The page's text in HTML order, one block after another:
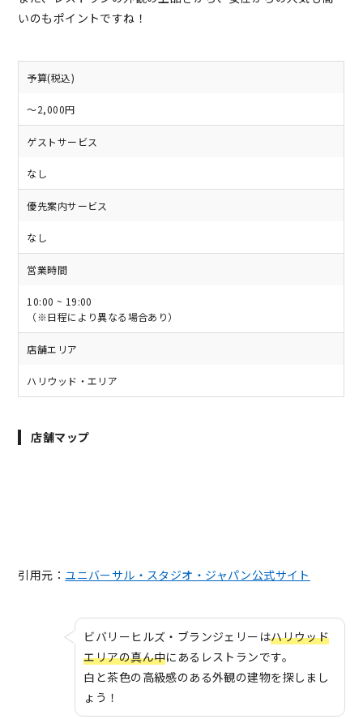
いのもポイントですね！
予算(税込)
～2,000円
ゲストサービス
なし
優先案内サービス
なし
営業時間
10:00 ~ 19:00
（※日程により異なる場合あり）
店舗エリア
ハリウッド・エリア
店舗マップ
引用元： ユニバーサル・スタジオ・ジャパン公式サイト
ビバリーヒルズ・ブランジェリーはハリウッド
エリアの真ん中にあるレストランです。
白と茶色の高級感のある外観の建物を探しまし
ょう！